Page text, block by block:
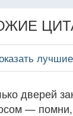
лучшие
дверей
— помни,